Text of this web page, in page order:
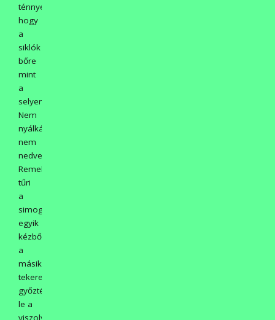
ténnyel,
hogy
a
siklók
bőre
mint
a
selyem.
Nem
nyálkás,
nem
nedves.
Remekül
tűri
a
simogatást,
egyik
kézből
a
másikra
tekeregve
győzték
le a
viszolygásukat